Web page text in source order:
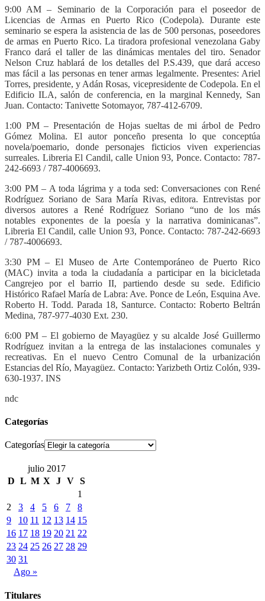
9:00 AM – Seminario de la Corporación para el poseedor de
Licencias de Armas en Puerto Rico (Codepola). Durante este
seminario se espera la asistencia de las de 500 personas, poseedores
de armas en Puerto Rico. La tiradora profesional venezolana Gaby
Franco dará el taller de las dinámicas mentales del tiro. Senador
Nelson Cruz hablará de los detalles del P.S.439, que dará acceso
mas fácil a las personas en tener armas legalmente. Presentes: Ariel
Torres, presidente, y Adán Rosas, vicepresidente de Codepola. En el
Edificio ILA, salón de conferencia, en la marginal Kennedy, San
Juan. Contacto: Tanivette Sotomayor, 787-412-6709.
1:00 PM – Presentación de Hojas sueltas de mi árbol de Pedro
Gómez Molina. El autor ponceño presenta lo que conceptúa
novela/poemario, donde personajes ficticios viven experiencias
surreales. Libreria El Candil, calle Union 93, Ponce. Contacto: 787-
242-6693 / 787-4006693.
3:00 PM – A toda lágrima y a toda sed: Conversaciones con René
Rodríguez Soriano de Sara María Rivas, editora. Entrevistas por
diversos autores a René Rodríguez Soriano “uno de los más
notables exponentes de la poesía y la narrativa dominicanas”.
Libreria El Candil, calle Union 93, Ponce. Contacto: 787-242-6693
/ 787-4006693.
3:30 PM – El Museo de Arte Contemporáneo de Puerto Rico
(MAC) invita a toda la ciudadanía a participar en la bicicletada
Cangrejeo por el barrio II, partiendo desde su sede. Edificio
Histórico Rafael María de Labra: Ave. Ponce de León, Esquina Ave.
Roberto H. Todd. Parada 18, Santurce. Contacto: Roberto Beltrán
Medina, 787-977-4030 Ext. 230.
6:00 PM – El gobierno de Mayagüez y su alcalde José Guillermo
Rodríguez invitan a la entrega de las instalaciones comunales y
recreativas. En el nuevo Centro Comunal de la urbanización
Estancias del Río, Mayagüez. Contacto: Yarizbeth Ortiz Colón, 939-
630-1937. INS
ndc
Categorías
Categorías
julio 2017
D L M X J V S
1
2
3 4 5 6 7
8
9
10 11 12 13 14 15
16 17 18 19 20 21 22
23 24 25 26 27 28 29
30 31
Ago »
Titulares